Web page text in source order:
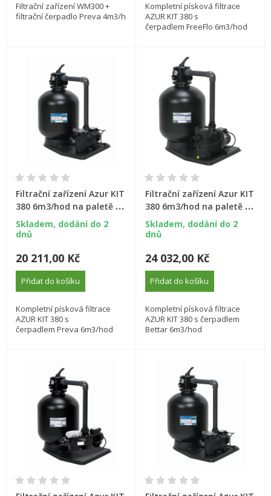
Filtrační zařízení WM300 +
filtrační čerpadlo Preva 4m3/h
Kompletní písková filtrace
AZUR KIT 380 s
čerpadlem FreeFlo 6m3/hod
Filtrační zařízení Azur KIT
380 6m3/hod na paletě s
čerpadlem Preva
Skladem, dodání do 2
dnů
20 211,00 Kč
Přidat do košíku
Kompletní písková filtrace
AZUR KIT 380 s
čerpadlem Preva 6m3/hod
Filtrační zařízení Azur KIT
380 6m3/hod na paletě s
čerpadlem Bettar
Skladem, dodání do 2
dnů
24 032,00 Kč
Přidat do košíku
Kompletní písková filtrace
AZUR KIT 380 s čerpadlem
Bettar 6m3/hod